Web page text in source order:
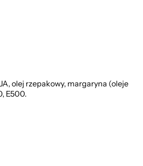
olej rzepakowy, margaryna (oleje
E500.